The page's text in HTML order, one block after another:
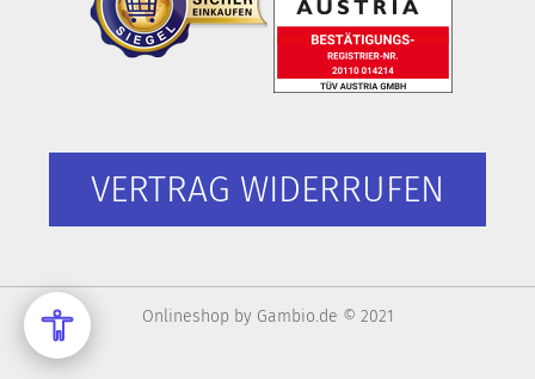
VERTRAG WIDERRUFEN
Onlineshop by Gambio.de © 2021